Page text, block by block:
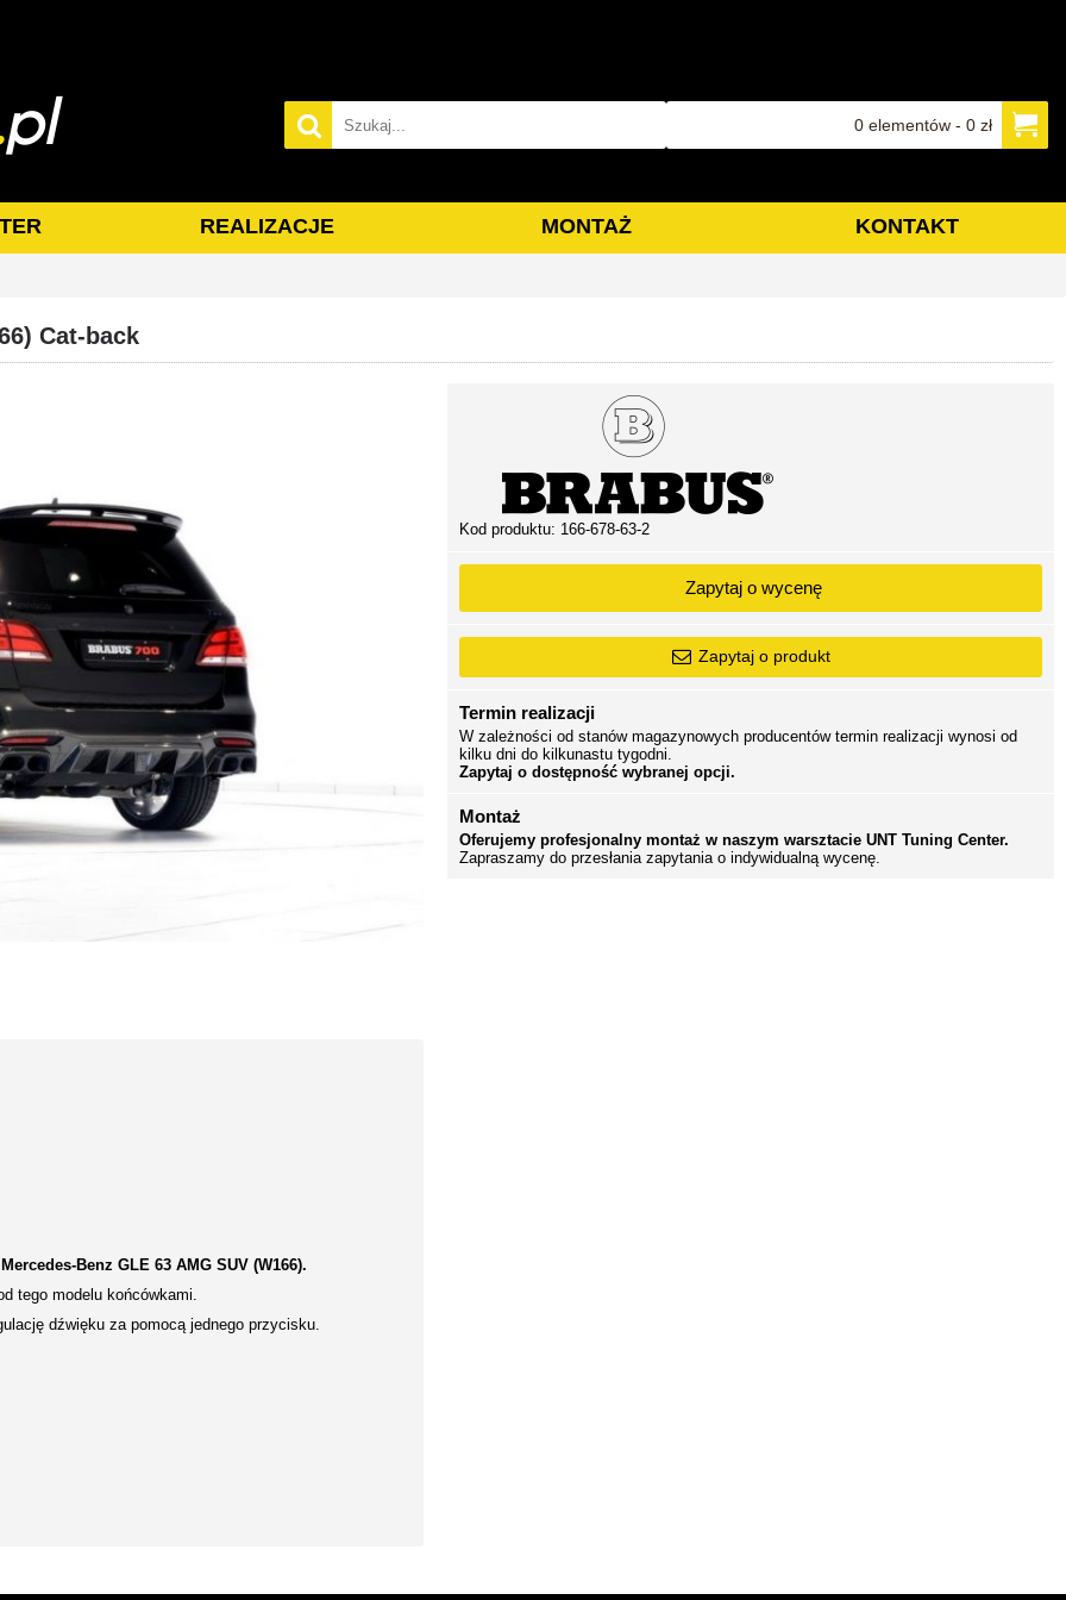
0 elementów - 0 zł
REALIZACJE MONTAŻ KONTAKT
Cat-back
Mercedes-Benz GLE 63 AMG SUV (W166).
tego modelu końcówkami.
dźwięku za pomocą jednego przycisku.
Kod produktu: 166-678-63-2
Zapytaj o wycenę
Zapytaj o produkt
Termin realizacji
W zależności od stanów magazynowych producentów termin realizacji wynosi od
kilku dni do kilkunastu tygodni.
Zapytaj o dostępność wybranej opcji.
Montaż
Oferujemy profesjonalny montaż w naszym warsztacie UNT Tuning Center.
Zapraszamy do przesłania zapytania o indywidualną wycenę.